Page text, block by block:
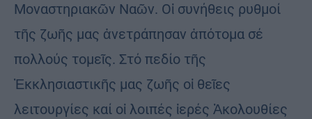
Μοναστηριακῶν Ναῶν. Οἱ συνήθεις ρυθμοί
τῆς ζωῆς μας ἀνετράπησαν ἀπότομα σέ
πολλούς τομεῖς. Στό πεδίο τῆς
Ἐκκλησιαστικῆς μας ζωῆς οἱ θεῖες
λειτουργίες καί οἱ λοιπές ἱερές Ἀκολουθίες